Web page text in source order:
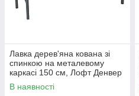
Лавка дерев'яна кована зі
спинкою на металевому
каркасі 150 см, Лофт Денвер
В наявності